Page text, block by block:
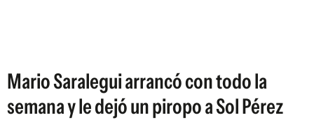
Mario Saralegui arrancó con todo la
semana y le dejó un piropo a Sol Pérez